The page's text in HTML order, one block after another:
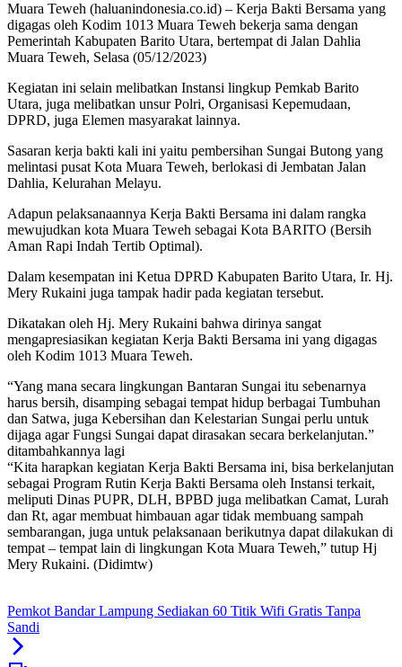
Muara Teweh (haluanindonesia.co.id) – Kerja Bakti Bersama yang
digagas oleh Kodim 1013 Muara Teweh bekerja sama dengan
Pemerintah Kabupaten Barito Utara, bertempat di Jalan Dahlia
Muara Teweh, Selasa (05/12/2023)
Kegiatan ini selain melibatkan Instansi lingkup Pemkab Barito
Utara, juga melibatkan unsur Polri, Organisasi Kepemudaan,
DPRD, juga Elemen masyarakat lainnya.
Sasaran kerja bakti kali ini yaitu pembersihan Sungai Butong yang
melintasi pusat Kota Muara Teweh, berlokasi di Jembatan Jalan
Dahlia, Kelurahan Melayu.
Adapun pelaksanaannya Kerja Bakti Bersama ini dalam rangka
mewujudkan kota Muara Teweh sebagai Kota BARITO (Bersih
Aman Rapi Indah Tertib Optimal).
Dalam kesempatan ini Ketua DPRD Kabupaten Barito Utara, Ir. Hj.
Mery Rukaini juga tampak hadir pada kegiatan tersebut.
Dikatakan oleh Hj. Mery Rukaini bahwa dirinya sangat
mengapresiasikan kegiatan Kerja Bakti Bersama ini yang digagas
oleh Kodim 1013 Muara Teweh.
“Yang mana secara lingkungan Bantaran Sungai itu sebenarnya
harus bersih, disamping sebagai tempat hidup berbagai Tumbuhan
dan Satwa, juga Kebersihan dan Kelestarian Sungai perlu untuk
dijaga agar Fungsi Sungai dapat dirasakan secara berkelanjutan.”
ditambahkannya lagi
“Kita harapkan kegiatan Kerja Bakti Bersama ini, bisa berkelanjutan
sebagai Program Rutin Kerja Bakti Bersama oleh Instansi terkait,
meliputi Dinas PUPR, DLH, BPBD juga melibatkan Camat, Lurah
dan Rt, agar membuat himbauan agar tidak membuang sampah
sembarangan, juga untuk pelaksanaan berikutnya dapat dilakukan di
tempat – tempat lain di lingkungan Kota Muara Teweh,” tutup Hj
Mery Rukaini. (Didimtw)
Pemkot Bandar Lampung Sediakan 60 Titik Wifi Gratis Tanpa
Sandi